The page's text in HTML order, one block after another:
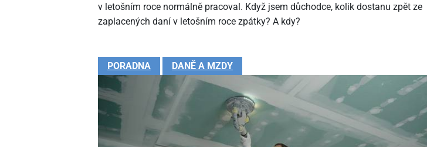
v letošním roce normálně pracoval. Když jsem důchodce, kolik dostanu zpět ze
zaplacených daní v letošním roce zpátky? A kdy?
PORADNA DANĚ A MZDY